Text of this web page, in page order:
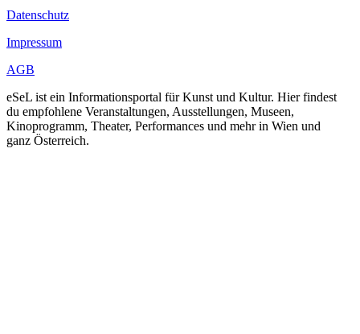
Datenschutz
Impressum
AGB
eSeL ist ein Informationsportal für Kunst und Kultur. Hier findest
du empfohlene Veranstaltungen, Ausstellungen, Museen,
Kinoprogramm, Theater, Performances und mehr in Wien und
ganz Österreich.